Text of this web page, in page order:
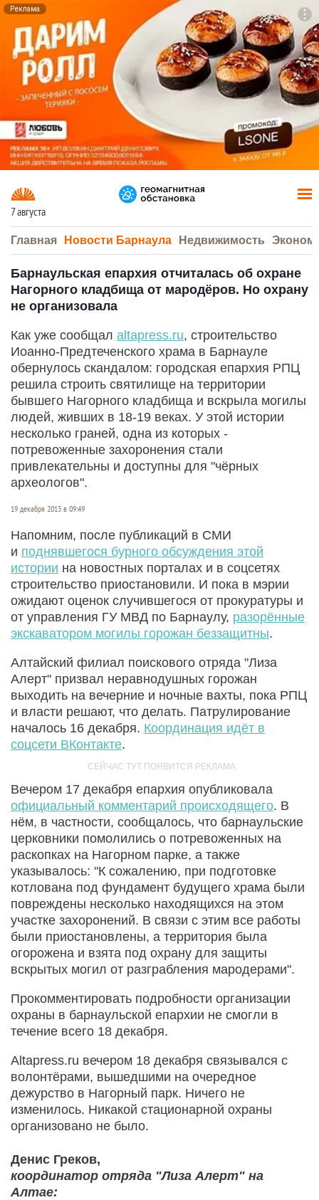
Реклама
7 августа
Главная Новости Барнаула Недвижимость
Барнаульская епархия отчиталась об охране
Нагорного кладбища от мародёров. Но охрану
не организовала
Как уже сообщал altapress.ru, строительство
Иоанно-Предтеченского храма в Барнауле
обернулось скандалом: городская епархия РПЦ
решила строить святилище на территории
бывшего Нагорного кладбища и вскрыла могилы
людей, живших в 18-19 веках. У этой истории
несколько граней, одна из которых -
потревоженные захоронения стали
привлекательны и доступны для "чёрных
археологов".
19 декабря 2013 в 09:49
Напомним, после публикаций в СМИ
и поднявшегося бурного обсуждения этой
истории на новостных порталах и в соцсетях
строительство приостановили. И пока в мэрии
ожидают оценок случившегося от прокуратуры и
от управления ГУ МВД по Барнаулу, разорённые
экскаватором могилы горожан беззащитны.
Алтайский филиал поискового отряда "Лиза
Алерт" призвал неравнодушных горожан
выходить на вечерние и ночные вахты, пока РПЦ
и власти решают, что делать. Патрулирование
началось 16 декабря. Координация идёт в
соцсети ВКонтакте.
Вечером 17 декабря епархия опубликовала
официальный комментарий происходящего. В
нём, в частности, сообщалось, что барнаульские
церковники помолились о потревоженных на
раскопках на Нагорном парке, а также
указывалось: "К сожалению, при подготовке
котлована под фундамент будущего храма были
повреждены несколько находящихся на этом
участке захоронений. В связи с этим все работы
были приостановлены, а территория была
огорожена и взята под охрану для защиты
вскрытых могил от разграбления мародерами".
Прокомментировать подробности организации
охраны в барнаульской епархии не смогли в
течение всего 18 декабря.
Altapress.ru вечером 18 декабря связывался с
волонтёрами, вышедшими на очередное
дежурство в Нагорный парк. Ничего не
изменилось. Никакой стационарной охраны
организовано не было.
Денис Греков,
координатор отряда "Лиза Алерт" на
Алтае: